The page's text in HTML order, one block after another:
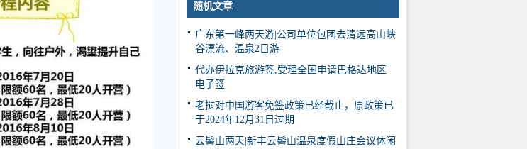
随机文章
广东第一峰两天游|公司单位包团去清远高山峡
谷漂流、温泉2日游
代办伊拉克旅游签,受理全国申请巴格达地区
电子签
老挝对中国游客免签政策已经截止，原政策已
于2024年12月31日过期
云髻山两天|新丰云髻山温泉度假山庄会议休闲